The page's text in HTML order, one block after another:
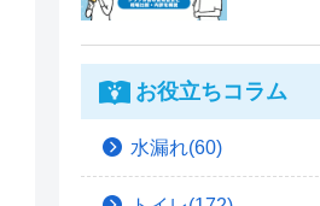
お役立ちコラム
水漏れ(60)